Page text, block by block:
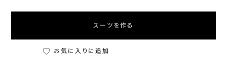
スーツを作る
お気に入りに追加